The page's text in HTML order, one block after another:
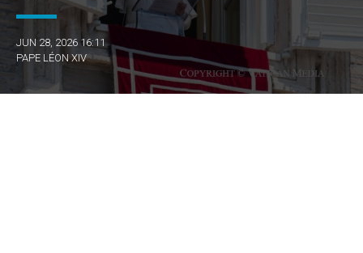
JUN 28, 2026 16:11
PAPE LÉON XIV